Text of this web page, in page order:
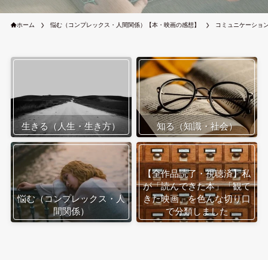
ホーム 悩む（コンプレックス・人間関係）【本・映画の感想】 コミュニケーショ
生きる（人生・生き方） 知る（知識・社会）
悩む（コンプレックス・人
間関係）
【全作品読了・視聴済】私
が「読んできた本」「観て
きた映画」を色んな切り口
で分類しました